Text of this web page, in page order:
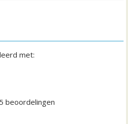
met:
beoordelingen